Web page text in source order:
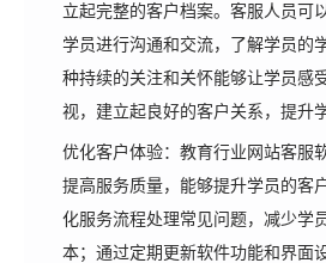
立起完整的客户档案。客服人员可
学员进行沟通和交流，了解学员的
种持续的关注和关怀能够让学员感
视，建立起良好的客户关系，提升
优化客户体验：教育行业网站客服
提高服务质量，能够提升学员的客
化服务流程处理常见问题，减少学
本；通过定期更新软件功能和界面